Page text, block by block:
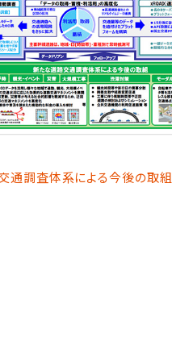
通調査体系による今後の取組